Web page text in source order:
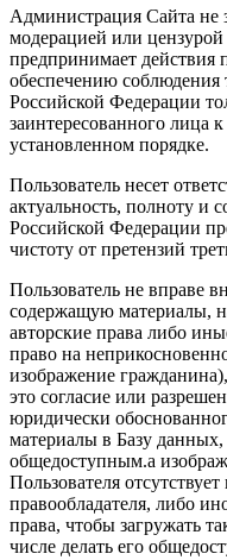
Администрация Сайта не
модерацией или
предпринимает действия
обеспечению соблюдения
Российской Федерации
заинтересованного лица
установленном порядке.
Пользователь несет
актуальность, полноту и
Российской Федерации
чистоту от претензий
Пользователь не вправе
содержащую материалы,
авторские права либо
право на
изображение
это согласие или
юридически
материалы в Базу данных,
общедоступным.а
Пользователя
правообладателя, либо
права, чтобы загружать
числе делать его